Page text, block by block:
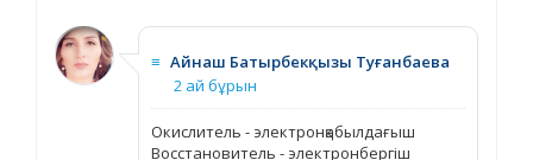
≡ Айнаш Батырбекқызы Туғанбаева
2 ай бұрын
Окислитель - электронқабылдағыш
Восстановитель - электронбергіш